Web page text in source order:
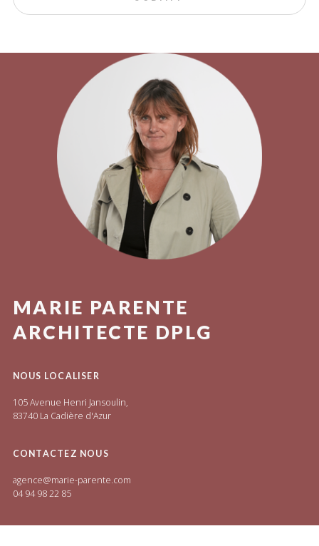
MARIE PARENTE
ARCHITECTE DPLG
NOUS LOCALISER
105 Avenue Henri Jansoulin,
83740 La Cadière d'Azur
CONTACTEZ NOUS
agence@marie-parente.com
04 94 98 22 85